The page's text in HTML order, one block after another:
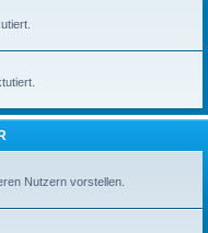
Nutzern vorstellen.